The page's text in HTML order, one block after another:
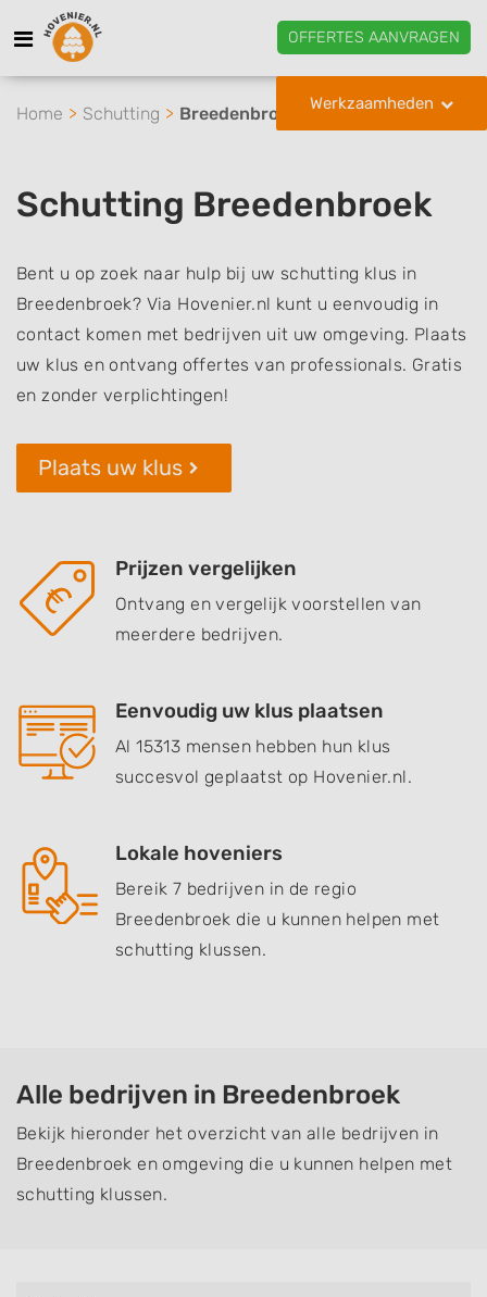
OFFERTES AANVRAGEN
Werkzaamheden
Home Schutting Breedenbroek
Schutting Breedenbroek
Bent u op zoek naar hulp bij uw schutting klus in
Breedenbroek? Via Hovenier.nl kunt u eenvoudig in
contact komen met bedrijven uit uw omgeving. Plaats
uw klus en ontvang offertes van professionals. Gratis
en zonder verplichtingen!
Plaats uw klus
Prijzen vergelijken
Ontvang en vergelijk voorstellen van
meerdere bedrijven.
Eenvoudig uw klus plaatsen
Al 15313 mensen hebben hun klus
succesvol geplaatst op Hovenier.nl.
Lokale hoveniers
Bereik 7 bedrijven in de regio
Breedenbroek die u kunnen helpen met
schutting klussen.
Alle bedrijven in Breedenbroek
Bekijk hieronder het overzicht van alle bedrijven in
Breedenbroek en omgeving die u kunnen helpen met
schutting klussen.